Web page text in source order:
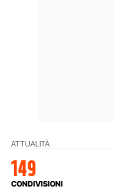
ATTUALITÀ
149
CONDIVISIONI